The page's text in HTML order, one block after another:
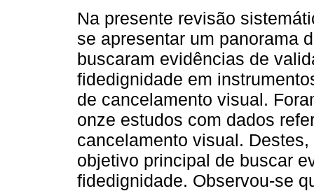
Na presente revisão
se apresentar um panorama
buscaram evidências de
fidedignidade em
de cancelamento visual.
onze estudos com dados
cancelamento visual.
objetivo principal de buscar
fidedignidade. Observou-se